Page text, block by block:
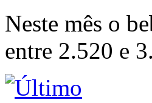
Neste mês o
entre 2.520 e